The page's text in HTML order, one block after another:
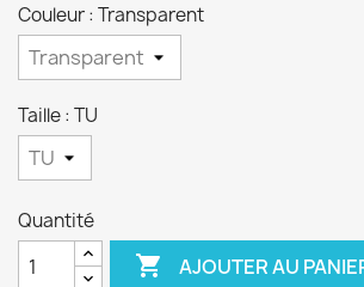
Couleur : Transparent
Taille : TU
Quantité
 AJOUTER AU